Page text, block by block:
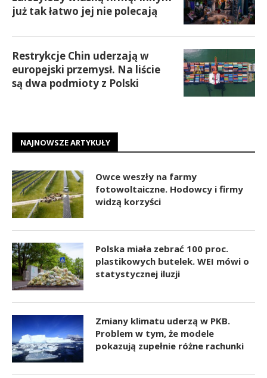
już tak łatwo jej nie polecają
Restrykcje Chin uderzają w
europejski przemysł. Na liście
są dwa podmioty z Polski
NAJNOWSZE ARTYKUŁY
Owce weszły na farmy
fotowoltaiczne. Hodowcy i firmy
widzą korzyści
Polska miała zebrać 100 proc.
plastikowych butelek. WEI mówi o
statystycznej iluzji
Zmiany klimatu uderzą w PKB.
Problem w tym, że modele
pokazują zupełnie różne rachunki